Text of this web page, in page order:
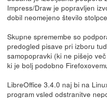
Impress/Draw je popravljen
dobil neomejeno število
Skupne spremembe so
predogled pisave pri izboru
samopopravki (ki ne pišejo več
ki je bolj podobno
LibreOffice 3.4.0 naj bi na
program vsled odstranitve